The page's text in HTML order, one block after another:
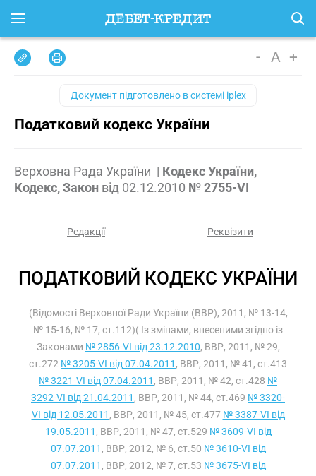
- A +
Документ підготовлено всистемі iplex
Податковий кодекс України
Верховна Рада України | Кодекс України,
Кодекс, Закон від 02.12.2010 № 2755-VI
Редакції Реквізити
ПОДАТКОВИЙ КОДЕКС УКРАЇНИ
(Відомості Верховної Ради України (ВВР), 2011, № 13-14,
№ 15-16, № 17, ст.112)( Із змінами, внесеними згідно із
Законами № 2856-VI від 23.12.2010, ВВР, 2011, № 29,
ст.272 № 3205-VI від 07.04.2011 , ВВР, 2011, № 41, ст.413
№ 3221-VI від 07.04.2011 , ВВР, 2011, № 42, ст.428 №
3292-VI від 21.04.2011 , ВВР, 2011, № 44, ст.469 № 3320-
VI від 12.05.2011 , ВВР, 2011, № 45, ст.477 № 3387-VI від
19.05.2011 , ВВР, 2011, № 47, ст.529 № 3609-VI від
07.07.2011 , ВВР, 2012, № 6, ст.50 № 3610-VI від
07.07.2011 , ВВР, 2012, № 7, ст.53 № 3675-VI від